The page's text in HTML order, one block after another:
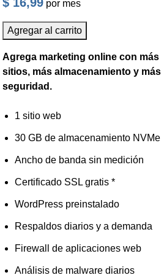
por mes
Agregar al carrito
Agrega marketing online con más
sitios, más almacenamiento y más
seguridad.
1 sitio web
30 GB de almacenamiento NVMe
Ancho de banda sin medición
Certificado SSL gratis *
WordPress preinstalado
Respaldos diarios y a demanda
Firewall de aplicaciones web
Análisis de malware diarios